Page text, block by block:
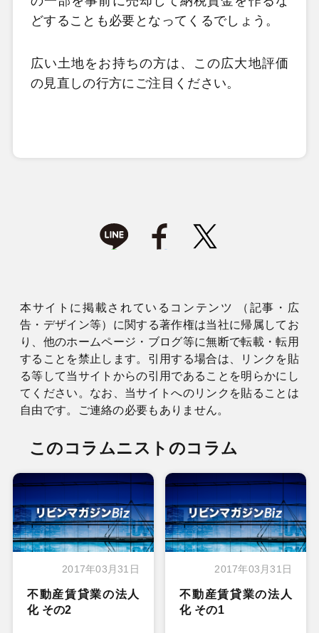
どすることも必要となってくるでしょう。
広い土地をお持ちの方は、この広大地評価
の見直しの行方にご注目ください。
本サイトに掲載されているコンテンツ （記事・広
告・デザイン等）に関する著作権は当社に帰属してお
り、他のホームページ・ブログ等に無断で転載・転用
することを禁止します。引用する場合は、リンクを貼
る等して当サイトからの引用であることを明らかにし
てください。なお、当サイトへのリンクを貼ることは
自由です。ご連絡の必要もありません。
このコラムニストのコラム
2017年03月31日
不動産賃貸業の法人
化 その2
2017年03月31日
不動産賃貸業の法人
化 その1